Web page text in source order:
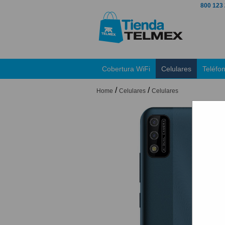
800 123
Cobertura WiFi Celulares
Home / Celulares / Celulares